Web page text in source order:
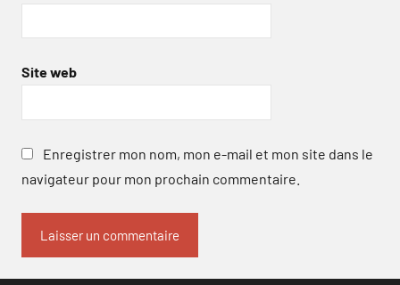
Site web
Enregistrer mon nom, mon e-mail et mon site dans le
navigateur pour mon prochain commentaire.